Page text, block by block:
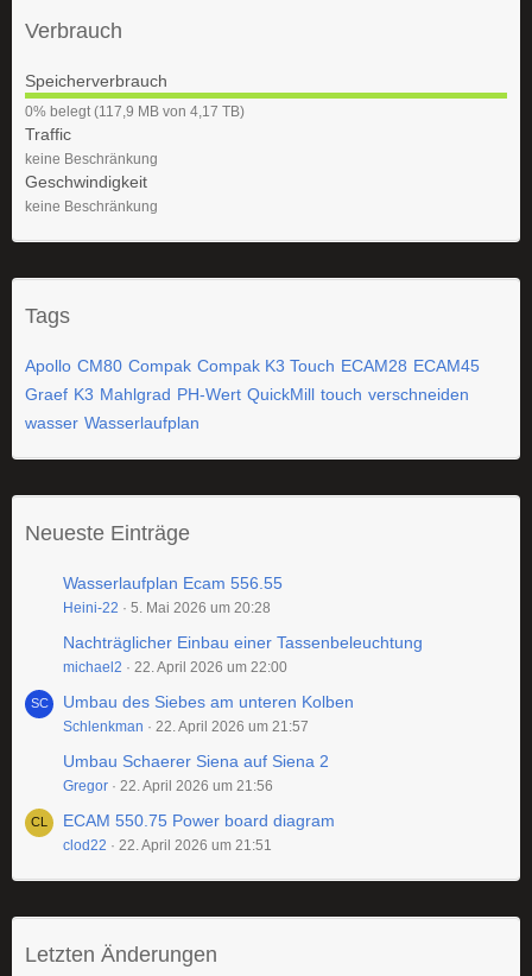
Verbrauch
Speicherverbrauch
0
%
0% belegt (117,9 MB von 4,17 TB)
Traffic
keine Beschränkung
Geschwindigkeit
keine Beschränkung
Tags
Apollo CM80 Compak Compak K3 Touch ECAM28 ECAM45
Graef K3 Mahlgrad PH-Wert QuickMill touch verschneiden
wasser Wasserlaufplan
Neueste Einträge
Wasserlaufplan Ecam 556.55
Heini-22 5. Mai 2026 um 20:28
Nachträglicher Einbau einer Tassenbeleuchtung
michael2 22. April 2026 um 22:00
Umbau des Siebes am unteren Kolben
Schlenkman 22. April 2026 um 21:57
Umbau Schaerer Siena auf Siena 2
Gregor 22. April 2026 um 21:56
ECAM 550.75 Power board diagram
clod22 22. April 2026 um 21:51
Letzten Änderungen